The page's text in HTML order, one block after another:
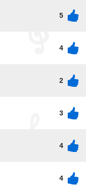
5
4
2
3
4
4